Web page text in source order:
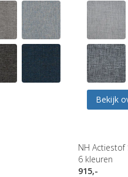
Bekijk
NH Actiestof
6 kleuren
915,-